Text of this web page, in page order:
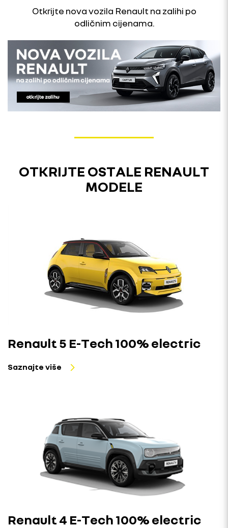
Otkrijte nova vozila Renault na zalihi po
odličnim cijenama.
OTKRIJTE OSTALE RENAULT
MODELE
Renault 5 E-Tech 100% electric
Saznajte više
Renault 4 E-Tech 100% electric